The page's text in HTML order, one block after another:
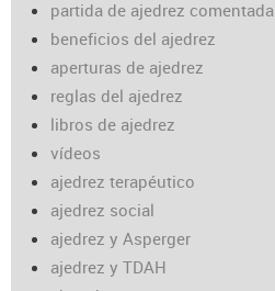
partida de ajedrez comentada
beneficios del ajedrez
aperturas de ajedrez
reglas del ajedrez
libros de ajedrez
vídeos
ajedrez terapéutico
ajedrez social
ajedrez y Asperger
ajedrez y TDAH